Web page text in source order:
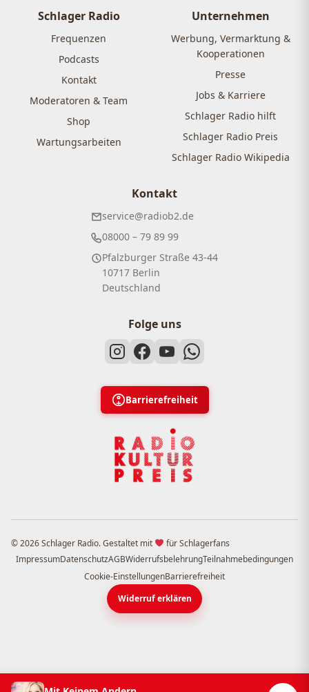
Schlager Radio
Frequenzen
Podcasts
Kontakt
Moderatoren & Team
Shop
Wartungsarbeiten
Unternehmen
Werbung, Vermarktung &
Kooperationen
Presse
Jobs & Karriere
Schlager Radio hilft
Schlager Radio Preis
Schlager Radio Wikipedia
Kontakt
service@radiob2.de
08000 – 79 89 99
Pfalzburger Straße 43-44
10717 Berlin
Deutschland
Folge uns
Barrierefreiheit
© 2026 Schlager Radio. Gestaltet mit
für Schlagerfans
ImpressumDatenschutzAGBWiderrufsbelehrungTeilnahmebedingungen
Cookie-EinstellungenBarrierefreiheit
Widerruf erklären